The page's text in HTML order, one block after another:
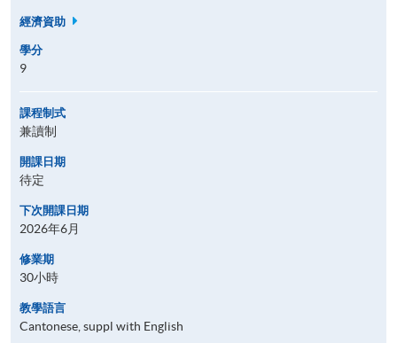
經濟資助
學分
9
課程制式
兼讀制
開課日期
待定
下次開課日期
2026年6月
修業期
30小時
教學語言
Cantonese, suppl with English